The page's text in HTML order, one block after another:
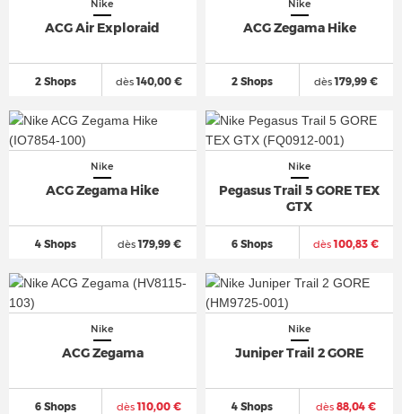
Nike
ACG Air Exploraid
2 Shops dès140,00 €
Nike
ACG Zegama Hike
2 Shops dès179,99 €
Nike
ACG Zegama Hike
4 Shops dès179,99 €
Nike
Pegasus Trail 5 GORE TEX
GTX
6 Shops dès100,83 €
Nike
ACG Zegama
6 Shops dès110,00 €
Nike
Juniper Trail 2 GORE
4 Shops dès 88,04 €